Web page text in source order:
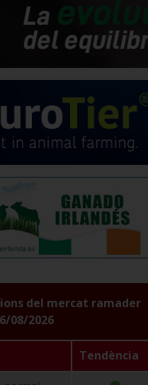
del mercat ramader
08/2026
Tendència